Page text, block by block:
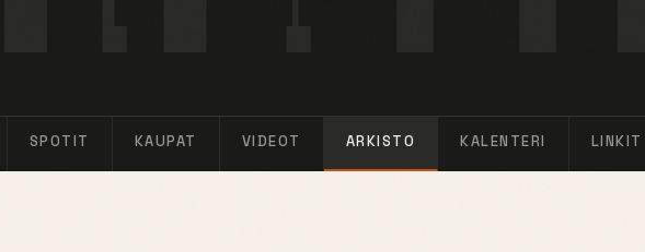
SPOTIT KAUPAT VIDEOT ARKISTO KALENTERI LINKIT